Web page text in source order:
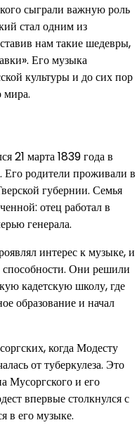
сыграли важную роль
стал одним из
нам такие шедевры,
Его музыка
культуры и до сих пор
мира.
21 марта 1839 года в
Его родители проживали в
губернии. Семья
отец работал в
генерала.
интерес к музыке, и
способности. Они решили
кадетскую школу, где
образование и начал
когда Модесту
от туберкулеза. Это
Мусоргского и его
впервые столкнулся с
в его музыке.